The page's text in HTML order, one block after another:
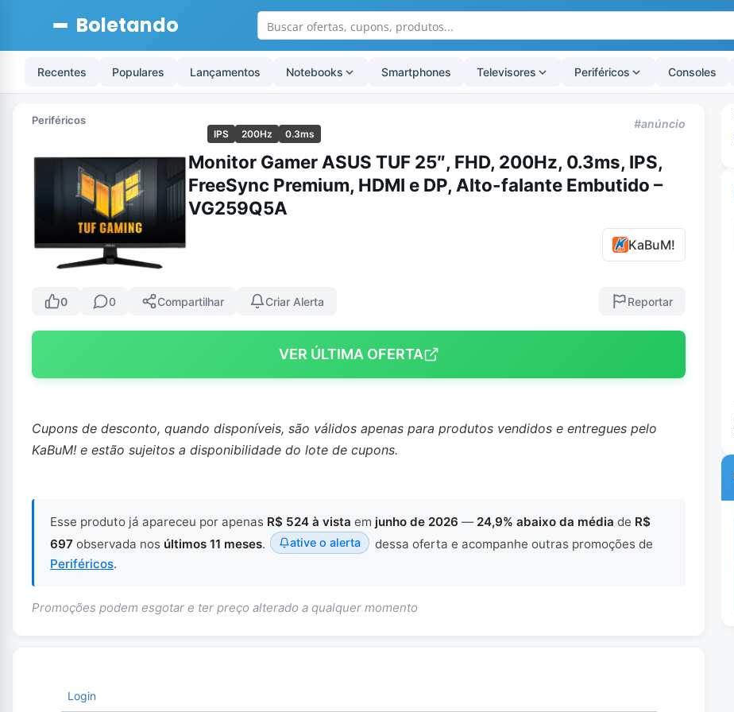
Boletando
Recentes Populares Lançamentos Notebooks Smartphones Televisores Periféricos Consoles
Periféricos
IPS 200Hz 0.3ms
#anúncio
Monitor Gamer ASUS TUF 25″, FHD, 200Hz, 0.3ms, IPS,
FreeSync Premium, HDMI e DP, Alto-falante Embutido –
VG259Q5A
KaBuM!
0 0 Compartilhar Criar Alerta Reportar
VER ÚLTIMA OFERTA
Cupons de desconto, quando disponíveis, são válidos apenas para produtos vendidos e entregues pelo
KaBuM! e estão sujeitos a disponibilidade do lote de cupons.
Esse produto já apareceu por apenas R$ 524 à vista em junho de 2026 — 24,9% abaixo da média de R$
697 observada nos últimos 11 meses. ative o alerta
dessa oferta e acompanhe outras promoções de
Periféricos.
Promoções podem esgotar e ter preço alterado a qualquer momento
Login